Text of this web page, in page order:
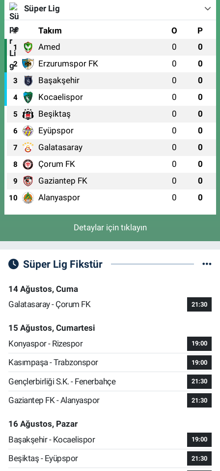
Süper Lig
# Takım O P
1 Amed 0 0
2 Erzurumspor FK 0 0
3 Başakşehir 0 0
4 Kocaelispor 0 0
5 Beşiktaş 0 0
6 Eyüpspor 0 0
7 Galatasaray 0 0
8 Çorum FK 0 0
9 Gaziantep FK 0 0
10 Alanyaspor 0 0
Detaylar için tıklayın
Süper Lig Fikstür
14 Ağustos, Cuma
Galatasaray - Çorum FK
21:30
15 Ağustos, Cumartesi
Konyaspor - Rizespor
19:00
Kasımpaşa - Trabzonspor 19:00
Gençlerbirliği S.K. - Fenerbahçe 21:30
Gaziantep FK - Alanyaspor 21:30
16 Ağustos, Pazar
Başakşehir - Kocaelispor
19:00
Beşiktaş - Eyüpspor 21:30